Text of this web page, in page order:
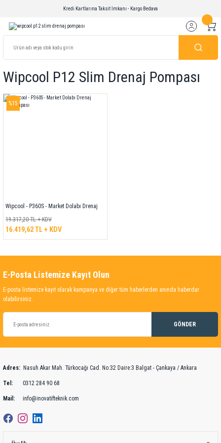
Kredi Kartlarına Taksit İmkanı - Kargo Bedava
Wipcool P12 Slim Drenaj Pompası
%15
Wipcool - P360S - Market Dolabı Drenaj
Pompası
19.317,20 TL + KDV
16.419,62 TL + KDV
E-Posta Listemize Kayıt Olun
E-posta listemize kayıt olarak kampanya ve diğer tüm haberlerden anında haberdar
olabilirsiniz.
GÖNDER
Adres: Nasuh Akar Mah. Türkocağı Cad. No:32 Daire:3 Balgat - Çankaya / Ankara
Tel: 0312 284 90 68
Mail: info@inovatifteknik.com